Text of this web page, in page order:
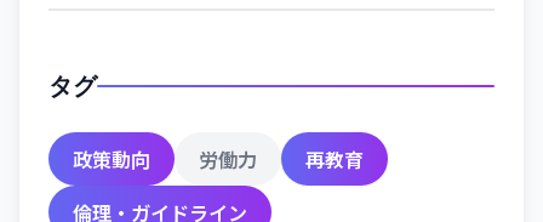
タグ
政策動向 労働力
再教育
倫理・ガイドライン